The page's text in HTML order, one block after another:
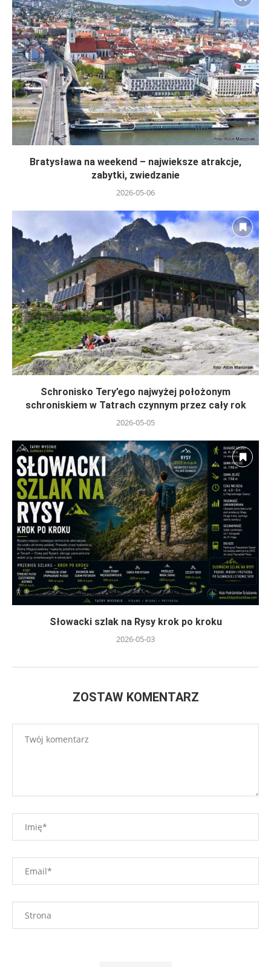
Bratysława na weekend – najwieksze atrakcje,
zabytki, zwiedzanie
2026-05-06
Schronisko Tery’ego najwyżej położonym
schroniskiem w Tatrach czynnym przez cały rok
2026-05-05
Słowacki szlak na Rysy krok po kroku
2026-05-03
ZOSTAW KOMENTARZ